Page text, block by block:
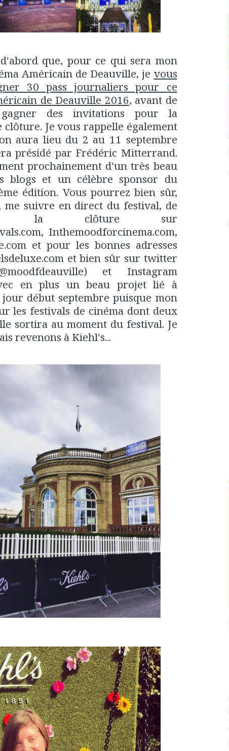
que, pour ce qui sera mon
Américain de Deauville, je vous
30 pass journaliers pour ce
de Deauville 2016, avant de
des invitations pour la
Je vous rappelle également
aura lieu du 2 au 11 septembre
présidé par Frédéric Mitterrand.
prochainement d'un très beau
blogs et un célèbre sponsor du
édition. Vous pourrez bien sûr,
me suivre en direct du festival, de
à la clôture sur
Inthemoodforcinema.com,
et pour les bonnes adresses
et bien sûr sur twitter
et Instagram
en plus un beau projet lié à
début septembre puisque mon
les festivals de cinéma dont deux
sortira au moment du festival. Je
revenons à Kiehl's...